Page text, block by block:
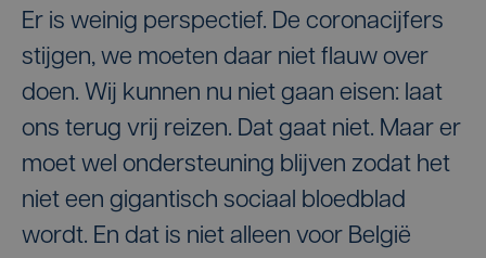
Er is weinig perspectief. De coronacijfers
stijgen, we moeten daar niet flauw over
doen. Wij kunnen nu niet gaan eisen: laat
ons terug vrij reizen. Dat gaat niet. Maar er
moet wel ondersteuning blijven zodat het
niet een gigantisch sociaal bloedblad
wordt. En dat is niet alleen voor België